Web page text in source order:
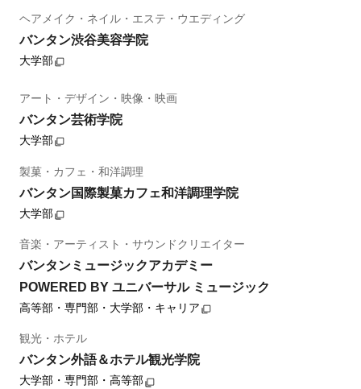
ヘアメイク・ネイル・エステ・ウエディング
バンタン渋谷美容学院
大学部
アート・デザイン・映像・映画
バンタン芸術学院
大学部
製菓・カフェ・和洋調理
バンタン国際製菓カフェ和洋調理学院
大学部
音楽・アーティスト・サウンドクリエイター
バンタンミュージックアカデミー
POWERED BY ユニバーサル ミュージック
高等部・専門部・大学部・キャリア
観光・ホテル
バンタン外語＆ホテル観光学院
大学部・専門部・高等部